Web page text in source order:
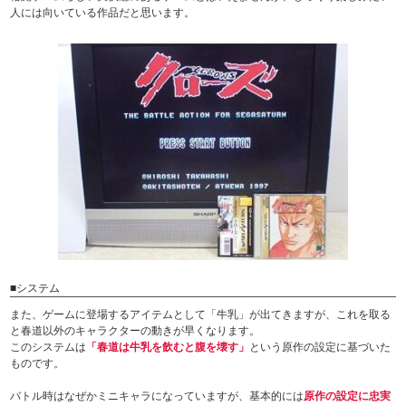
人には向いている作品だと思います。
■システム
また、ゲームに登場するアイテムとして「牛乳」が出てきますが、これを取る
と春道以外のキャラクターの動きが早くなります。
このシステムは 「春道は牛乳を飲むと腹を壊す」 という原作の設定に基づいた
ものです。
バトル時はなぜかミニキャラになっていますが、基本的には原作の設定に忠実